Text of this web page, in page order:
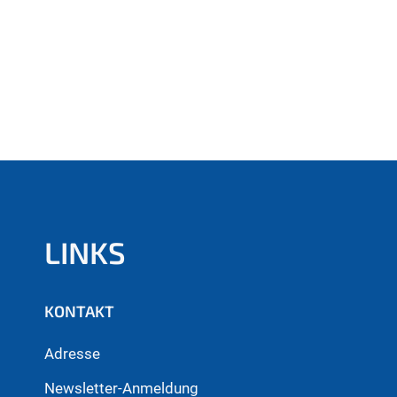
LINKS
KONTAKT
Adresse
Newsletter-Anmeldung